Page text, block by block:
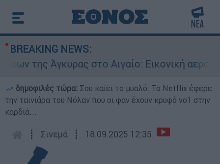
BREAKING NEWS:
στο Αιγαίο: Εικονική αερομαχία ανάμεσα
δημοφιλές τώρα: Σου καίει το μυαλό: Το Netflix έφερε
την ταινιάρα του Νόλαν που οι φαν έχουν κρυφό νο1 στην
καρδιά...
┋ Σινεμά ┋ 18.09.2025 12:35